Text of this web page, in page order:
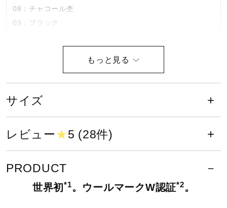
セール
直営店一覧
取扱店一覧
08：チャコール杢
09：ブラック
毛50％、ポリエステル50％
原産国
中国製
2024年春夏
サイズ
レビュー★5 (28件)
PRODUCT
世界初 *1。ウールマークW認証*2。